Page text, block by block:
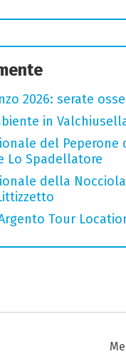
2026: serate
in
del
Lo Spadellatore
della
Tour